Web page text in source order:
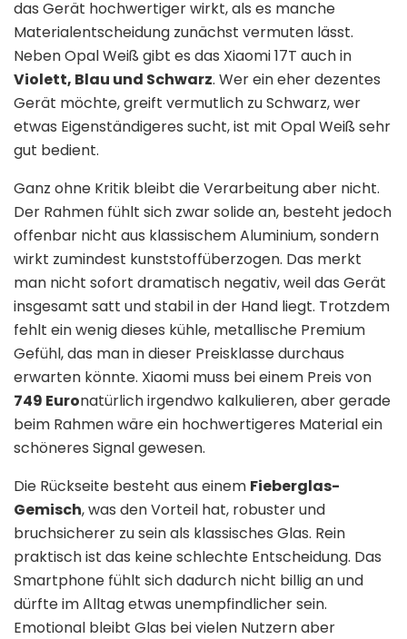
das Gerät hochwertiger wirkt, als es manche
Materialentscheidung zunächst vermuten lässt.
Neben Opal Weiß gibt es das Xiaomi 17T auch in
Violett, Blau und Schwarz. Wer ein eher dezentes
Gerät möchte, greift vermutlich zu Schwarz, wer
etwas Eigenständigeres sucht, ist mit Opal Weiß sehr
gut bedient.
Ganz ohne Kritik bleibt die Verarbeitung aber nicht.
Der Rahmen fühlt sich zwar solide an, besteht jedoch
offenbar nicht aus klassischem Aluminium, sondern
wirkt zumindest kunststoffüberzogen. Das merkt
man nicht sofort dramatisch negativ, weil das Gerät
insgesamt satt und stabil in der Hand liegt. Trotzdem
fehlt ein wenig dieses kühle, metallische Premium
Gefühl, das man in dieser Preisklasse durchaus
erwarten könnte. Xiaomi muss bei einem Preis von
749 Euronatürlich irgendwo kalkulieren, aber gerade
beim Rahmen wäre ein hochwertigeres Material ein
schöneres Signal gewesen.
Die Rückseite besteht aus einem Fieberglas-
Gemisch, was den Vorteil hat, robuster und
bruchsicherer zu sein als klassisches Glas. Rein
praktisch ist das keine schlechte Entscheidung. Das
Smartphone fühlt sich dadurch nicht billig an und
dürfte im Alltag etwas unempfindlicher sein.
Emotional bleibt Glas bei vielen Nutzern aber